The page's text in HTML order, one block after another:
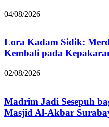
04/08/2026
Lora Kadam Sidik:
Kembali pada
02/08/2026
Madrim Jadi Sesepuh
Masjid Al-Akbar